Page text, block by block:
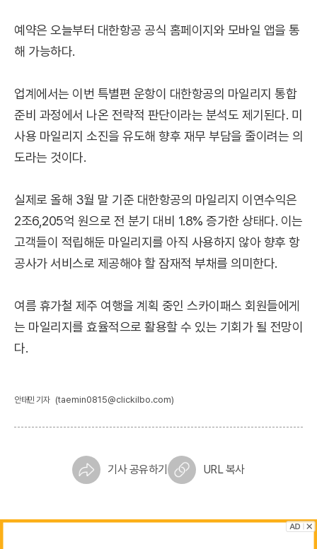
예약은 오늘부터 대한항공 공식 홈페이지와 모바일 앱을 통
해 가능하다.
업계에서는 이번 특별편 운항이 대한항공의 마일리지 통합
준비 과정에서 나온 전략적 판단이라는 분석도 제기된다. 미
사용 마일리지 소진을 유도해 향후 재무 부담을 줄이려는 의
도라는 것이다.
실제로 올해 3월 말 기준 대한항공의 마일리지 이연수익은
2조6,205억 원으로 전 분기 대비 1.8% 증가한 상태다. 이는
고객들이 적립해둔 마일리지를 아직 사용하지 않아 향후 항
공사가 서비스로 제공해야 할 잠재적 부채를 의미한다.
여름 휴가철 제주 여행을 계획 중인 스카이패스 회원들에게
는 마일리지를 효율적으로 활용할 수 있는 기회가 될 전망이
다.
안태민 기자 (taemin0815@clickilbo.com)
기사 공유하기 URL 복사